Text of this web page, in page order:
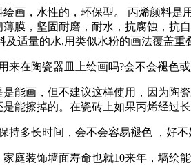
，水性的，环保型。 丙烯颜料是用
膜，坚固耐磨，耐水，抗腐蚀，抗
及适量的水,用类似水粉的画法覆盖
在陶瓷器皿上绘画吗?会不会褪色或
画，但不建议这样使用，因为陶瓷
能擦掉的。在瓷砖上如果丙烯经过
多长时间，会不会容易褪色 ，好不
装饰墙面寿命也就10来年，墙绘能